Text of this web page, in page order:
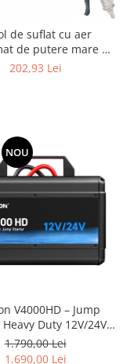
de suflat cu aer
de putere mare cu
Venturi | 290 mm
202,93 Lei
NOU
V4000HD – Jump
Duty 12V/24V
Camioane, TIR și
Autoturisme
1.790,00 Lei
1.690,00 Lei